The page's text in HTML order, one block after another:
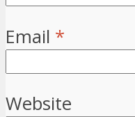
Email *
Website